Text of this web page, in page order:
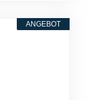
ANGEBOT